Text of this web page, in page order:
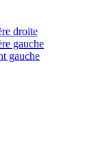
droite
gauche
gauche